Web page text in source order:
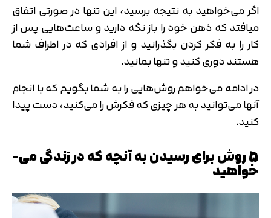
اگر می­‌خواهید به نتیجه برسید، این تنها در صورتی اتفاق
می­افتد که ذهن خود را باز نگه دارید و ساعت­‌هایی پس از
کار را به فکر کردن بگذرانید و از افرادی که در اطراف شما
هستند دوری کنید و تنها بمانید.
در ادامه می‌خواهم روش‌هایی را به شما بگویم که با انجام
آنها می‌توانید به هر چیزی که فکرش را می‌کنید، دست پیدا
کنید.
5 روش برای رسیدن به آنچه که در زندگی می‌­
خواهید